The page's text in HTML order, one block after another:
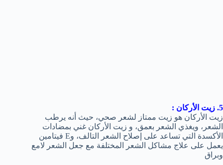
5. زيت الأركان :
زيت الأركان هو زيت ممتاز لشعر صحي، حيث أنه يرطب
الشعر، ويغذي الشعر بعمق، و زيت الأركان غني بمضادات
الأكسدة التي تساعد على إصلاح الشعر التالف، وE فيتامين
يعمل على علاج مشاكل الشعر المختلفة مع جعل الشعر لامع
وبراق